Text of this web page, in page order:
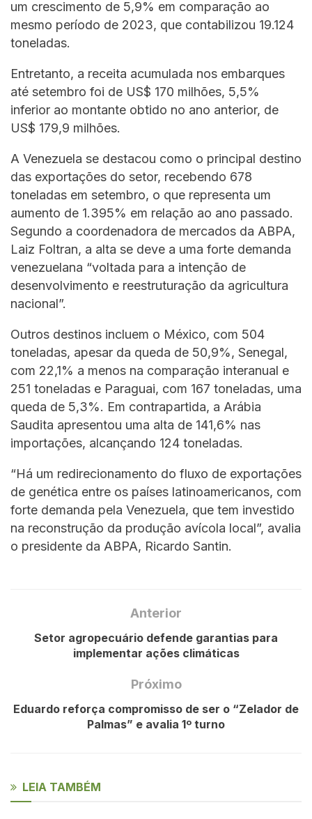
um crescimento de 5,9% em comparação ao
mesmo período de 2023, que contabilizou 19.124
toneladas.
Entretanto, a receita acumulada nos embarques
até setembro foi de US$ 170 milhões, 5,5%
inferior ao montante obtido no ano anterior, de
US$ 179,9 milhões.
A Venezuela se destacou como o principal destino
das exportações do setor, recebendo 678
toneladas em setembro, o que representa um
aumento de 1.395% em relação ao ano passado.
Segundo a coordenadora de mercados da ABPA,
Laiz Foltran, a alta se deve a uma forte demanda
venezuelana “voltada para a intenção de
desenvolvimento e reestruturação da agricultura
nacional”.
Outros destinos incluem o México, com 504
toneladas, apesar da queda de 50,9%, Senegal,
com 22,1% a menos na comparação interanual e
251 toneladas e Paraguai, com 167 toneladas, uma
queda de 5,3%. Em contrapartida, a Arábia
Saudita apresentou uma alta de 141,6% nas
importações, alcançando 124 toneladas.
“Há um redirecionamento do fluxo de exportações
de genética entre os países latinoamericanos, com
forte demanda pela Venezuela, que tem investido
na reconstrução da produção avícola local”, avalia
o presidente da ABPA, Ricardo Santin.
Anterior
Setor agropecuário defende garantias para
implementar ações climáticas
Próximo
Eduardo reforça compromisso de ser o “Zelador de
Palmas” e avalia 1º turno
LEIA TAMBÉM